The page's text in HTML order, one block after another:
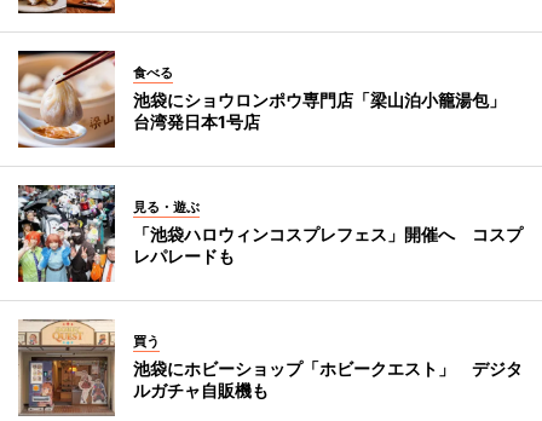
食べる
池袋にショウロンポウ専門店「梁山泊小籠湯包」
台湾発日本1号店
見る・遊ぶ
「池袋ハロウィンコスプレフェス」開催へ コスプ
レパレードも
買う
池袋にホビーショップ「ホビークエスト」 デジタ
ルガチャ自販機も